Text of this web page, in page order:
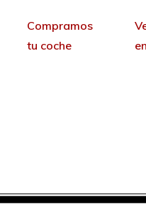
Compramos
tu coche